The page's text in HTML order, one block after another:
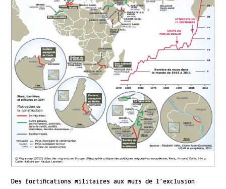
Des fortifications militaires aux murs de l’exclusion